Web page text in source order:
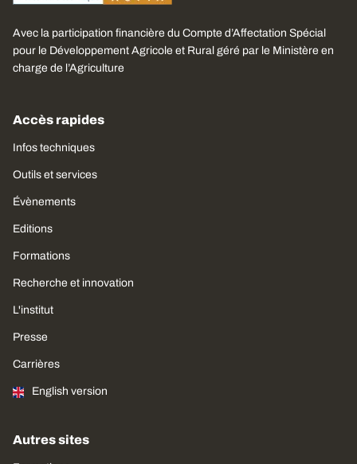
Avec la participation financière du Compte d’Affectation Spécial
pour le Développement Agricole et Rural géré par le Ministère en
charge de l’Agriculture
Accès rapides
Infos techniques
Outils et services
Évènements
Editions
Formations
Recherche et innovation
L'institut
Presse
Carrières
English version
Autres sites